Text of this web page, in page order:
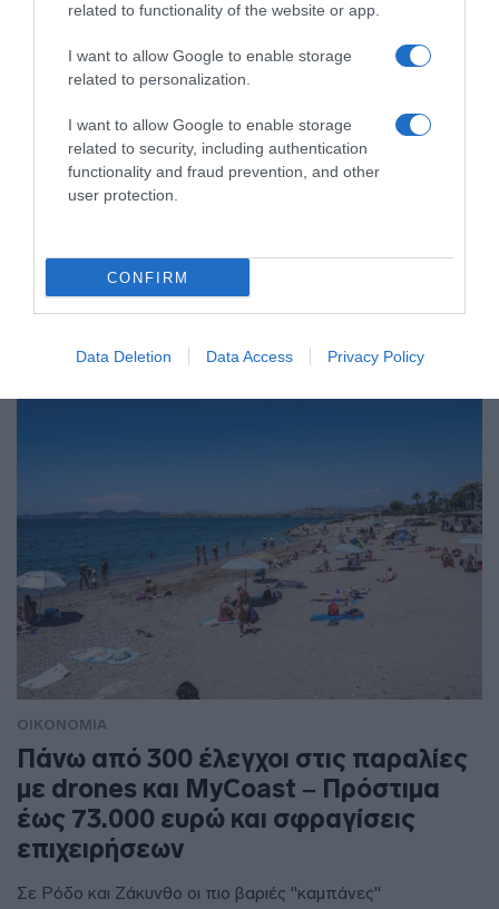
related to functionality of the website or app.
I want to allow Google to enable storage
related to personalization.
I want to allow Google to enable storage
related to security, including authentication
functionality and fraud prevention, and other
user protection.
CONFIRM
Data Deletion Data Access Privacy Policy
Συντάξεις Σεπτεμβρίου 2026: Πότε
αναμένεται να πληρωθούν μισθωτοί
και μη μισθωτοί
Πότε θα λάβουν τα χρήματα οι ανασφάλιστοι υπερήλικες
ΟΙΚΟΝΟΜΙΑ
Πάνω από 300 έλεγχοι στις παραλίες
με drones και MyCoast – Πρόστιμα
έως 73.000 ευρώ και σφραγίσεις
επιχειρήσεων
Σε Ρόδο και Ζάκυνθο οι πιο βαριές "καμπάνες"